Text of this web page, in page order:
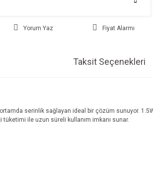
Yorum Yaz Fiyat Alarmı
Taksit Seçenekleri
ortamda serinlik sağlayan ideal bir çözüm sunuyor.
tüketimi ile uzun süreli kullanım imkanı sunar.